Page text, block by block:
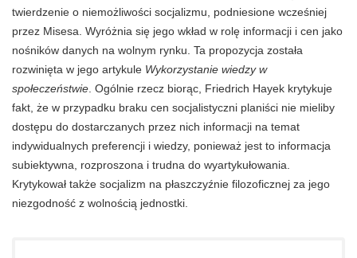
twierdzenie o niemożliwości socjalizmu, podniesione wcześniej
przez Misesa. Wyróżnia się jego wkład w rolę informacji i cen jako
nośników danych na wolnym rynku. Ta propozycja została
rozwinięta w jego artykule Wykorzystanie wiedzy w
społeczeństwie . Ogólnie rzecz biorąc, Friedrich Hayek krytykuje
fakt, że w przypadku braku cen socjalistyczni planiści nie mieliby
dostępu do dostarczanych przez nich informacji na temat
indywidualnych preferencji i wiedzy, ponieważ jest to informacja
subiektywna, rozproszona i trudna do wyartykułowania.
Krytykował także socjalizm na płaszczyźnie filozoficznej za jego
niezgodność z wolnością jednostki.